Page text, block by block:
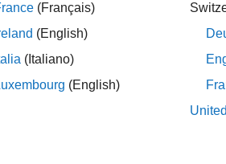
The output signal is then also a
by unit propagation rules. If
same. If the parameter units are
units of the parameters. For more
(Français)
(English)
(Italiano)
(English)